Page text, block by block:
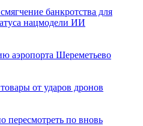
банкротства для
нацмодели ИИ
аэропорта Шереметьево
от ударов дронов
пересмотреть по вновь